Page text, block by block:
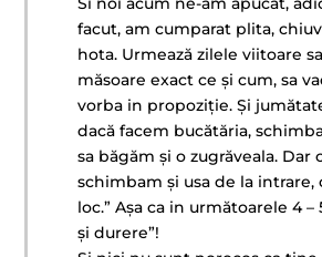
facut, am cumparat plita,
hota. Urmează zilele viitoare
măsoare exact ce și cum, sa
vorba in propoziție. Și
dacă facem bucătăria,
sa băgăm și o zugrăveala. Dar
schimbam și usa de la intrare,
loc.” Așa ca in următoarele 4
și durere”!